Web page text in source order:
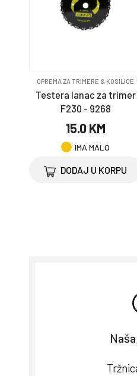
OPREMA ZA TRIMERE & KOSILICE
Testera lanac za trimer
F230 - 9268
15.0 KM
IMA MALO
DODAJ U KORPU